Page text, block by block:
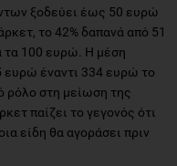
ξοδεύει έως 50 ευρώ
το 42% δαπανά από 51
τα 100 ευρώ. Η μέση
ευρώ έναντι 334 ευρώ το
ρόλο στη μείωση της
παίζει το γεγονός ότι
είδη θα αγοράσει πριν